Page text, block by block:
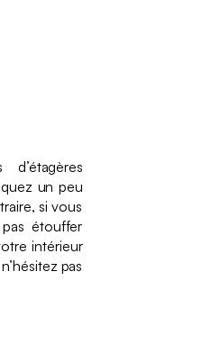
un peu
si vous
étouffer
intérieur
pas